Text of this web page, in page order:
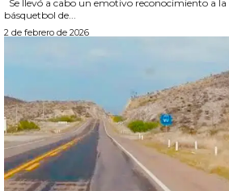
básquetbol de...
2 de febrero de 2026